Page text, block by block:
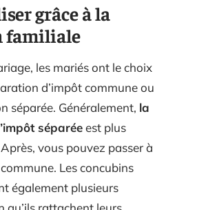
grâce à la
familiale
les mariés ont le choix
d’impôt commune ou
séparée. Généralement, la
séparéeest plus
vous pouvez passer à
Les concubins
également plusieurs